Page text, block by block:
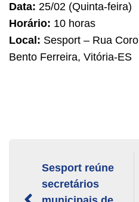
Data: 25/02 (Quinta-feira)
Horário: 10 horas
Local: Sesport – Rua
Bento Ferreira, Vitória-ES
Sesport reúne
secretários